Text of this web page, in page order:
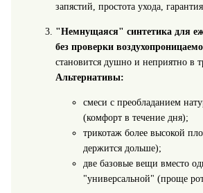
запястий, простота ухода,
"Немнущаяся" синтетика для
без проверки
становится душно и неприятно в
Альтернативы:
смеси с преобладанием
(комфорт в течение дня);
трикотаж более высокой
держится дольше);
две базовые вещи вместо
"универсальной" (проще